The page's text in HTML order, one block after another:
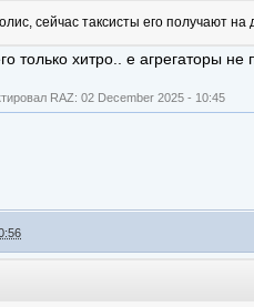
сейчас таксисты его получают на
только хитро.. е агрегаторы
RAZ: 02 December 2025 - 10:45